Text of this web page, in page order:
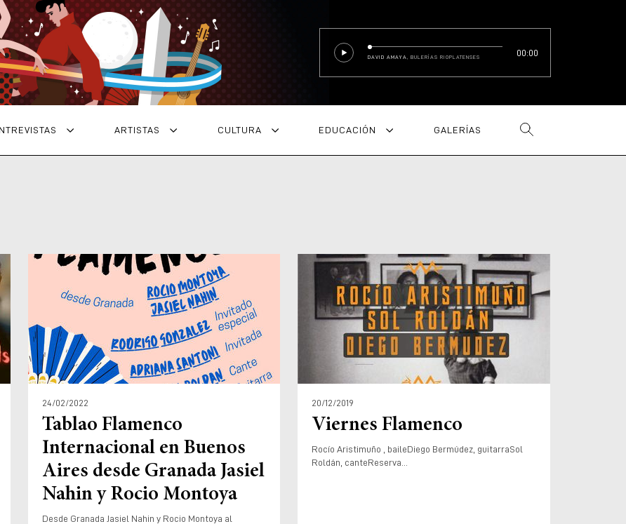
DAVID AMAYA , BULERÍAS RIOPLATENSES 00:00
ARTISTAS CULTURA EDUCACIÓN GALERÍAS
24/02/2022
Tablao Flamenco
Internacional en Buenos
Aires desde Granada Jasiel
Nahin y Rocio Montoya
Desde Granada Jasiel Nahin y Rocio Montoya al
20/12/2019
Viernes Flamenco
Rocío Aristimuño , baileDiego Bermúdez, guitarraSol
Roldán, canteReserva...